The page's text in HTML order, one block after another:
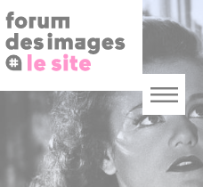
Panneau de gestion des cookies
au
contenu
principal
Menu